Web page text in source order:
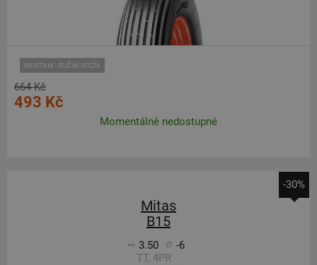
BANTAM - RUČNÍ VOZÍK
664 Kč
493 Kč
Momentálně nedostupné
-30%
Mitas
B15
3.50
-6
TT, 4PR